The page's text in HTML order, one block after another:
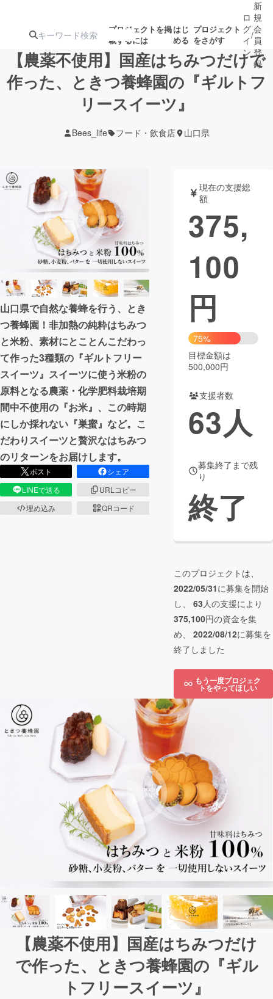
プロジェクトを掲
載するには
はじ
める
プロジェクト
をさがす
注目の新着プロ募集終了が近いプ
テクノロジー・ガジェット
映像・映画 書籍・雑誌
ビジネス・起業 チャレンジ
まちづくり・地域活性化
CAMPFIRE for Social Good
CAMPFIRE Creation
CAMPFIREふるさと納税
コミュニティ
ロ
グ
イ
ン
/
新
規
会
員
登
録
【農薬不使用】国産はちみつだけで
作った、ときつ養蜂園の『ギルトフ
リースイーツ』
Bees_life フード・飲食店 山口県
山口県で自然な養蜂を行う、とき
つ養蜂園！非加熱の純粋はちみつ
と米粉、素材にとことんこだわっ
て作った3種類の『ギルトフリー
スイーツ』スイーツに使う米粉の
原料となる農薬・化学肥料栽培期
間中不使用の『お米』、この時期
にしか採れない『巣蜜』など。こ
だわりスイーツと贅沢なはちみつ
のリターンをお届けします。
ポスト
シェア
LINEで送る
URLコピー
埋め込み
QRコード
現在の支援総
額
375,
100
円
75%
目標金額は
500,000円
支援者数
63人
募集終了まで残
り
終了
このプロジェクトは、
2022/05/31に募集を開始
し、 63人の支援により
375,100円の資金を集
め、 2022/08/12に募集を
終了しました
もう一度プロジェク
トをやってほしい
【農薬不使用】国産はちみつだけ
で作った、ときつ養蜂園の『ギル
トフリースイーツ』